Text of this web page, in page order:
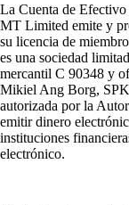
La Cuenta de
MT Limited emite y
su licencia de
es una sociedad
mercantil C 90348 y
Mikiel Ang Borg, SPK
autorizada por la
emitir dinero
instituciones
electrónico.